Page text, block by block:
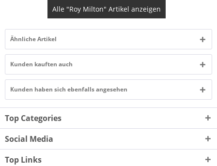
Alle "Roy Milton" Artikel anzeigen
Ähnliche Artikel
Kunden kauften auch
Kunden haben sich ebenfalls angesehen
Top Categories
Social Media
Top Links